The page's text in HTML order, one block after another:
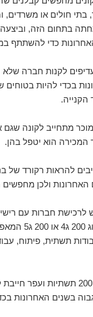
בתי חולים או משרדים,
בתחום הזה, וביצעה
כדי להשתתף
לקנות חברה
בכדי להיות בטוחים
הקנייה.
מתחייב לקונה שגם
המכירה הוא יטפל בהן.
להראות רקורד של
האחרונות ולכן מחפשים
לרכישת חברות עם
ותשתית
תשתית, פיתוח,
חברה בסיווג 200 תשתיות
בשנים האחרונות